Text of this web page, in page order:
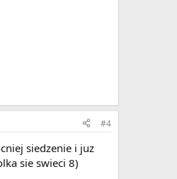
#4
siedzenie i juz
sie swieci 8)